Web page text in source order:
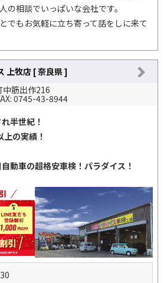
の相談でいっぱいな会社です。
でもお気軽に立ち寄って話をしに来て
上牧店 [ 奈良県 ]
筋出作216
0745-43-8944
半世紀！
の実績！
動車の超格安車検！パラダイス！